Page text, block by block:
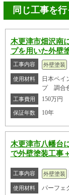
同じ工事を
木更津市畑沢南
プを用いた外壁
工事内容 外壁塗装
使用材料
日本ペイ
プ 調合
工事費用 150万円
保証年数 10年
木更津市八幡台
で外壁塗装工事
工事内容 外壁塗装
使用材料 パーフェ